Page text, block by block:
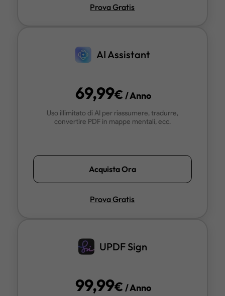
· Come unire i PDF in Google Drive?
Prova Gratis
AI Assistant
69,99€ / Anno
Uso illimitato di AI per riassumere, tradurre,
convertire PDF in mappe mentali, ecc.
Acquista Ora
Prova Gratis
UPDF Sign
99,99€ / Anno